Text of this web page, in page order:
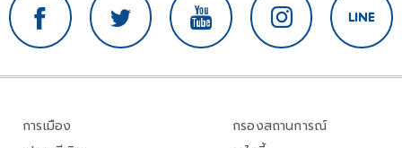
การเมือง
กรองสถานการณ์